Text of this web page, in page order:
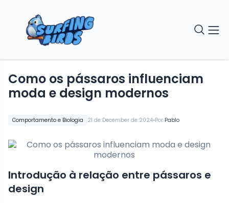
Comportamento e Biologia 21 de December de 2024•Por Pablo
Como os pássaros influenciam
moda e design modernos
Introdução à relação entre pássaros e
design